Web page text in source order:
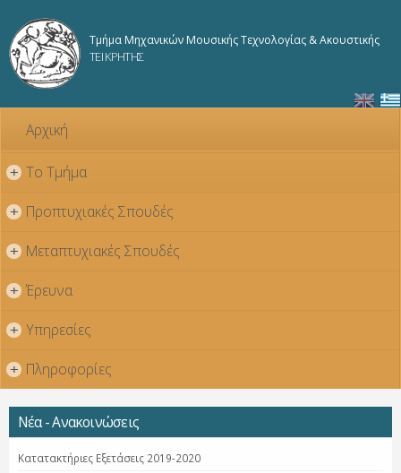
κυρίως
Τμήμα Μηχανικών Μουσικής Τεχνολογίας & Ακουστικής
ΤΕΙ ΚΡΗΤΗΣ
Αρχική
+ Το Τμήμα
+ Προπτυχιακές Σπουδές
+ Μεταπτυχιακές Σπουδές
+ Έρευνα
+ Υπηρεσίες
+ Πληροφορίες
Νέα - Ανακοινώσεις
Κατατακτήριες Εξετάσεις 2019-2020